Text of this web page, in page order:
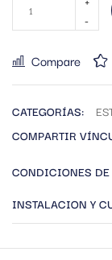
Compare
CATEGORÍAS:
COMPARTIR
CONDICIONES DE
INSTALACION Y